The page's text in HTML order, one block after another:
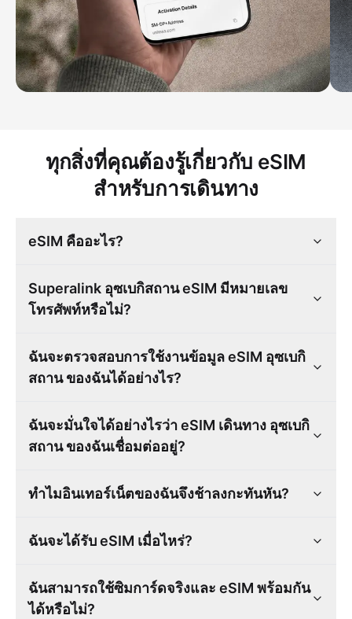
ทุกสิ่งที่คุณต้องรู้เกี่ยวกับ eSIM
สำหรับการเดินทาง
eSIM คืออะไร?
Superalink อุซเบกิสถาน eSIM มีหมายเลข
โทรศัพท์หรือไม่?
ฉันจะตรวจสอบการใช้งานข้อมูล eSIM อุซเบกิ
สถาน ของฉันได้อย่างไร?
ฉันจะมั่นใจได้อย่างไรว่า eSIM เดินทาง อุซเบกิ
สถาน ของฉันเชื่อมต่ออยู่?
ทำไมอินเทอร์เน็ตของฉันจึงช้าลงกะทันหัน?
ฉันจะได้รับ eSIM เมื่อไหร่?
ฉันสามารถใช้ซิมการ์ดจริงและ eSIM พร้อมกัน
ได้หรือไม่?